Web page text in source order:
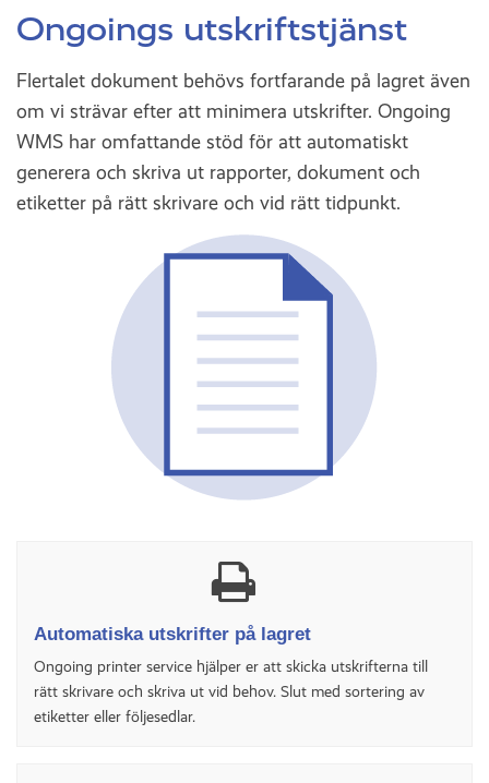
Ongoings utskriftstjänst
Flertalet dokument behövs fortfarande på lagret även
om vi strävar efter att minimera utskrifter. Ongoing
WMS har omfattande stöd för att automatiskt
generera och skriva ut rapporter, dokument och
etiketter på rätt skrivare och vid rätt tidpunkt.
Automatiska utskrifter på lagret
Ongoing printer service hjälper er att skicka utskrifterna till
rätt skrivare och skriva ut vid behov. Slut med sortering av
etiketter eller följesedlar.